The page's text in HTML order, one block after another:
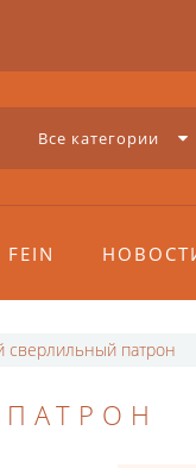
Все категории
сверлильный патрон